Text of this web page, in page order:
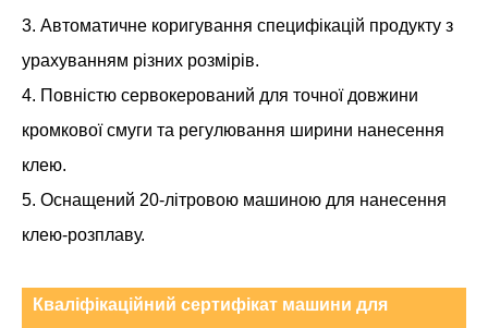
3. Автоматичне коригування специфікацій продукту з
урахуванням різних розмірів.
4. Повністю сервокерований для точної довжини
кромкової смуги та регулювання ширини нанесення
клею.
5. Оснащений 20-літровою машиною для нанесення
клею-розплаву.
Кваліфікаційний сертифікат машини для